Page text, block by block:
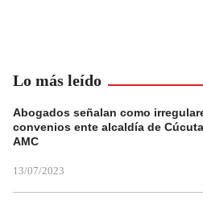
Lo más leído
Abogados señalan como
convenios ente alcaldía de
AMC
13/07/2023